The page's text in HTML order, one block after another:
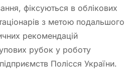
фіксуються в облікових
з метою подальшого
рекомендацій
рубок у роботу
Полісся України.